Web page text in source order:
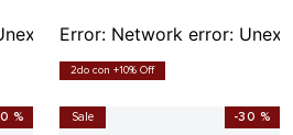
token T in JSON at
Error: Network error:
2do con +10% Off
% Sale -30 %